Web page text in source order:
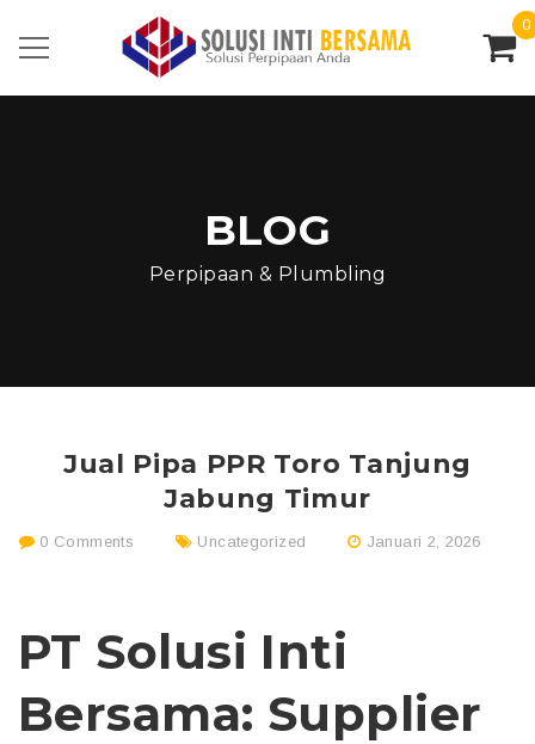
0
BLOG
Perpipaan & Plumbling
Jual Pipa PPR Toro Tanjung
Jabung Timur
0 Comments Uncategorized Januari 2, 2026
PT Solusi Inti
Bersama: Supplier